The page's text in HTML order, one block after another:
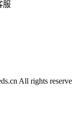
All rights